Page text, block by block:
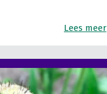
Lees meer